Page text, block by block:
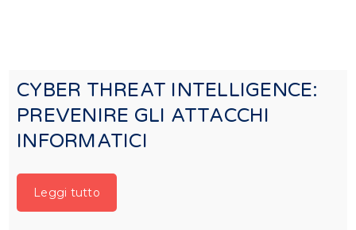
CYBER THREAT INTELLIGENCE:
PREVENIRE GLI ATTACCHI
INFORMATICI
Leggi tutto